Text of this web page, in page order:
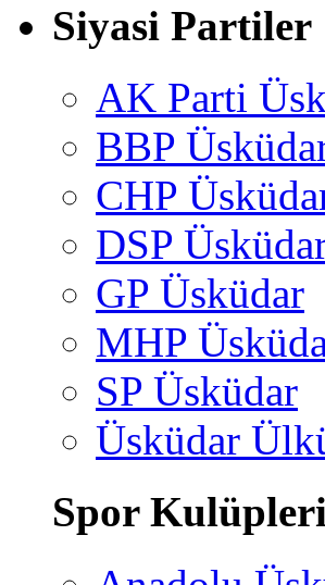
Siyasi Partiler
AK Parti
BBP
CHP
DSP
GP Üsküdar
MHP
SP Üsküdar
Üsküdar
Spor Kulüpleri